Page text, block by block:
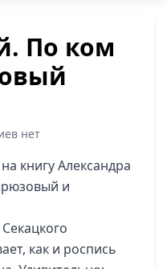
По ком
нет
книгу Александра
и
как и роспись